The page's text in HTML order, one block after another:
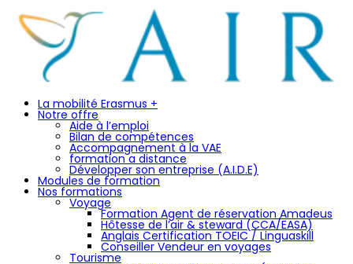
La mobilité Erasmus +
Notre offre
Aide à l’emploi
Bilan de compétences
Accompagnement à la VAE
formation a distance
Développer son entreprise (A.I.D.E)
Modules de formation
Nos formations
Voyage
Formation Agent de réservation Amadeus
Hôtesse de l’air & steward (CCA/EASA)
Anglais Certification TOEIC / Linguaskill
Conseiller Vendeur en voyages
Tourisme